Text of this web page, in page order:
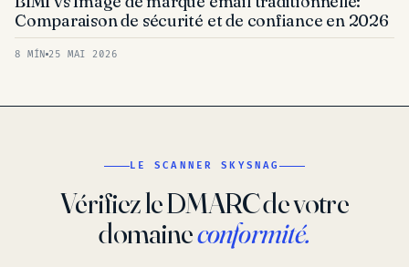
Comparaison de sécurité et de confiance en 2026
8 MÍN 25 MAI 2026
LE SCANNER SKYSNAG
Vérifiez le DMARC de votre
domaineconformité.